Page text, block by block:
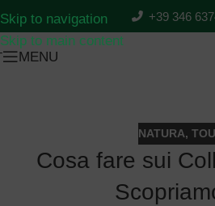
Skip to navigation
Skip to main content
PREZZIPRENOTA +39 346
MENU
NATURA,
Cosa fare sui